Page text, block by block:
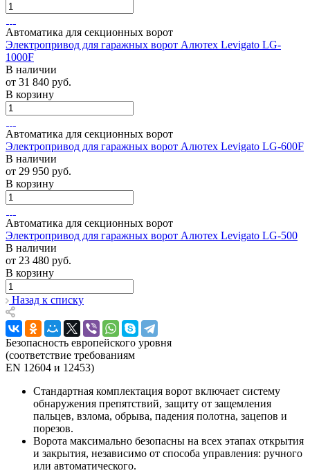
Автоматика для секционных ворот
Электропривод для гаражных ворот Алютех Levigato LG-
1000F
В наличии
от 31 840 руб.
В корзину
Автоматика для секционных ворот
Электропривод для гаражных ворот Алютех Levigato LG-600F
В наличии
от 29 950 руб.
В корзину
Автоматика для секционных ворот
Электропривод для гаражных ворот Алютех Levigato LG-500
В наличии
от 23 480 руб.
В корзину
Назад к списку
Безопасность европейского уровня
(соответствие требованиям
EN 12604 и 12453)
Стандартная комплектация ворот включает систему
обнаружения препятствий, защиту от защемления
пальцев, взлома, обрыва, падения полотна, зацепов и
порезов.
Ворота максимально безопасны на всех этапах открытия
и закрытия, независимо от способа управления: ручного
или автоматического.